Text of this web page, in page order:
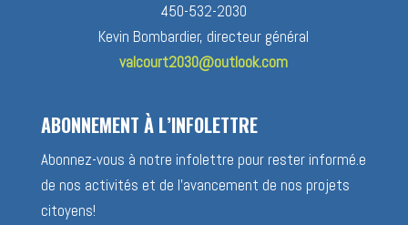
450-532-2030
Kevin Bombardier, directeur général
valcourt2030@outlook.com
ABONNEMENT À L’INFOLETTRE
Abonnez-vous à notre infolettre pour rester informé.e
de nos activités et de l’avancement de nos projets
citoyens!